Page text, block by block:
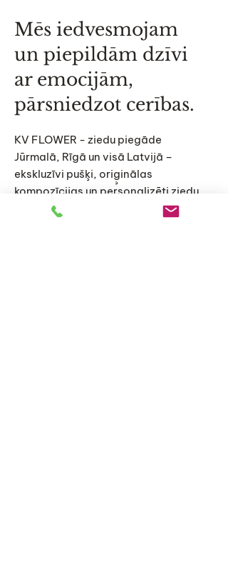
Mēs iedvesmojam
un piepildām dzīvi
ar emocijām,
pārsniedzot cerības.
KV FLOWER - ziedu piegāde
Jūrmalā, Rīgā un visā Latvijā –
ekskluzīvi pušķi, oriģinālas
kompozīcijas un personalizēti ziedu
risinājumi īpašiem mirkļiem.